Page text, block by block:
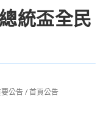
統盃全民
公告 / 首頁公告